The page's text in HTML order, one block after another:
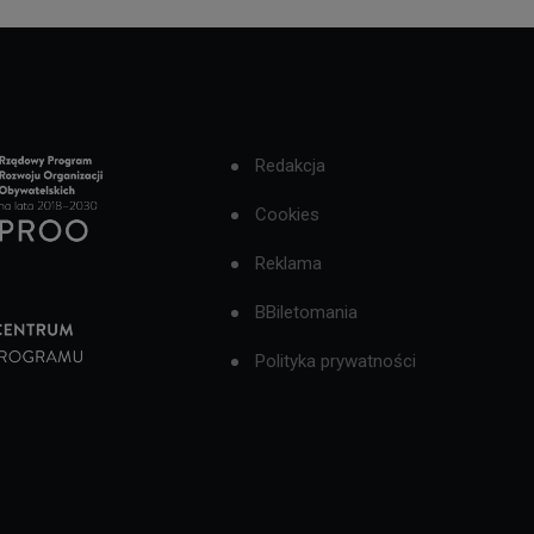
Redakcja
Cookies
Reklama
BBiletomania
Polityka prywatności